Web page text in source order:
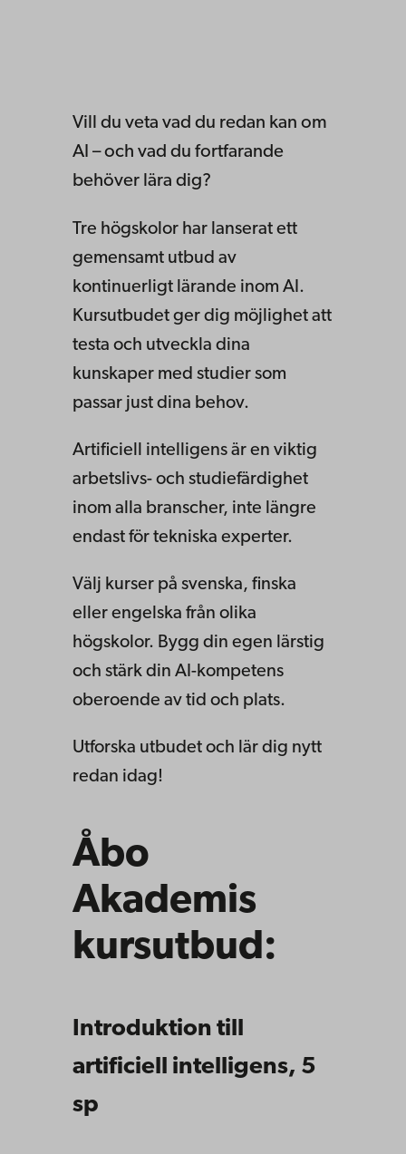
Vill du veta vad du redan kan om
AI – och vad du fortfarande
behöver lära dig?
Tre högskolor har lanserat ett
gemensamt utbud av
kontinuerligt lärande inom AI.
Kursutbudet ger dig möjlighet att
testa och utveckla dina
kunskaper med studier som
passar just dina behov.
Artificiell intelligens är en viktig
arbetslivs- och studiefärdighet
inom alla branscher, inte längre
endast för tekniska experter.
Välj kurser på svenska, finska
eller engelska från olika
högskolor. Bygg din egen lärstig
och stärk din AI-kompetens
oberoende av tid och plats.
Utforska utbudet och lär dig nytt
redan idag!
Åbo
Akademis
kursutbud:
Introduktion till
artificiell intelligens, 5
sp